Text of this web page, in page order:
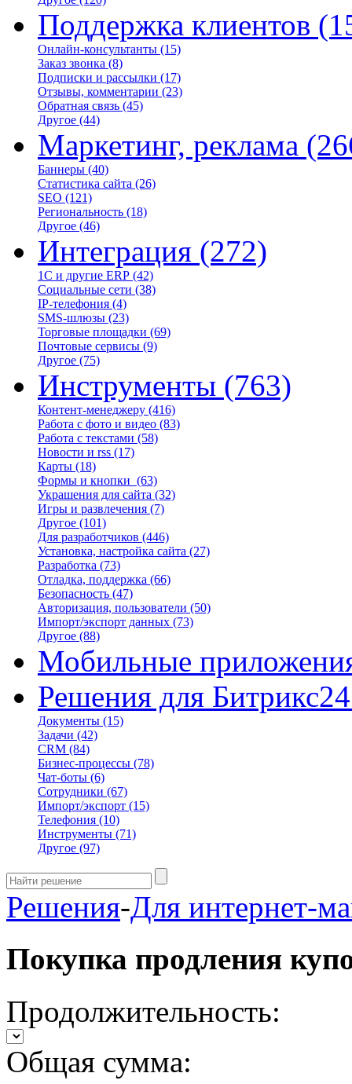
Поддержка клиентов
Онлайн-консультанты (15)
Заказ звонка (8)
Подписки и рассылки (17)
Отзывы, комментарии (23)
Обратная связь (45)
Другое (44)
Маркетинг, реклама
Баннеры (40)
Статистика сайта (26)
SEO (121)
Региональность (18)
Другое (46)
Интеграция (272)
1С и другие ERP (42)
Социальные сети (38)
IP-телефония (4)
SMS-шлюзы (23)
Торговые площадки (69)
Почтовые сервисы (9)
Другое (75)
Инструменты (763)
Контент-менеджеру (416)
Работа с фото и видео (83)
Работа с текстами (58)
Новости и rss (17)
Карты (18)
Формы и кнопки (63)
Украшения для сайта (32)
Игры и развлечения (7)
Другое (101)
Для разработчиков (446)
Установка, настройка сайта (27)
Разработка (73)
Отладка, поддержка (66)
Безопасность (47)
Авторизация, пользователи (50)
Импорт/экспорт данных (73)
Другое (88)
Мобильные
Решения для Битрикс24
Документы (15)
Задачи (42)
CRM (84)
Бизнес-процессы (78)
Чат-боты (6)
Сотрудники (67)
Импорт/экспорт (15)
Телефония (10)
Инструменты (71)
Другое (97)
Решения-Для интернет-
Покупка продления
Продолжительность:
Общая сумма: